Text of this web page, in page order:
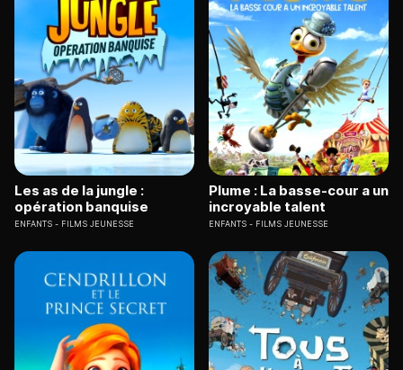
Les as de la jungle :
opération banquise
ENFANTS FILMS JEUNESSE
Plume : La basse-cour a un
incroyable talent
ENFANTS FILMS JEUNESSE